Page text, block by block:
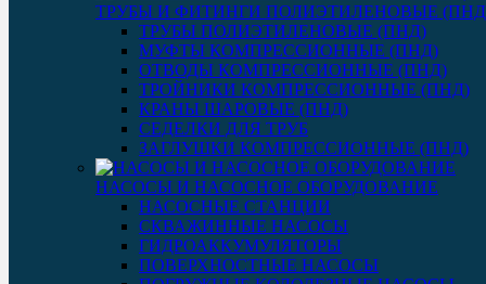
ТРУБЫ И ФИТИНГИ ПОЛИЭТИЛЕНОВЫЕ
ТРУБЫ ПОЛИЭТИЛЕНОВЫЕ (ПНД)
МУФТЫ КОМПРЕССИОННЫЕ (ПНД)
ОТВОДЫ КОМПРЕССИОННЫЕ (ПНД)
ТРОЙНИКИ КОМПРЕССИОННЫЕ (ПНД)
КРАНЫ ШАРОВЫЕ (ПНД)
СЕДЕЛКИ ДЛЯ ТРУБ
ЗАГЛУШКИ КОМПРЕССИОННЫЕ (ПНД)
НАСОСЫ И НАСОСНОЕ ОБОРУДОВАНИЕ
НАСОСНЫЕ СТАНЦИИ
СКВАЖИННЫЕ НАСОСЫ
ГИДРОАККУМУЛЯТОРЫ
ПОВЕРХНОСТНЫЕ НАСОСЫ